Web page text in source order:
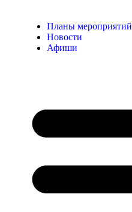
Планы мероприятий
Новости
Афиши